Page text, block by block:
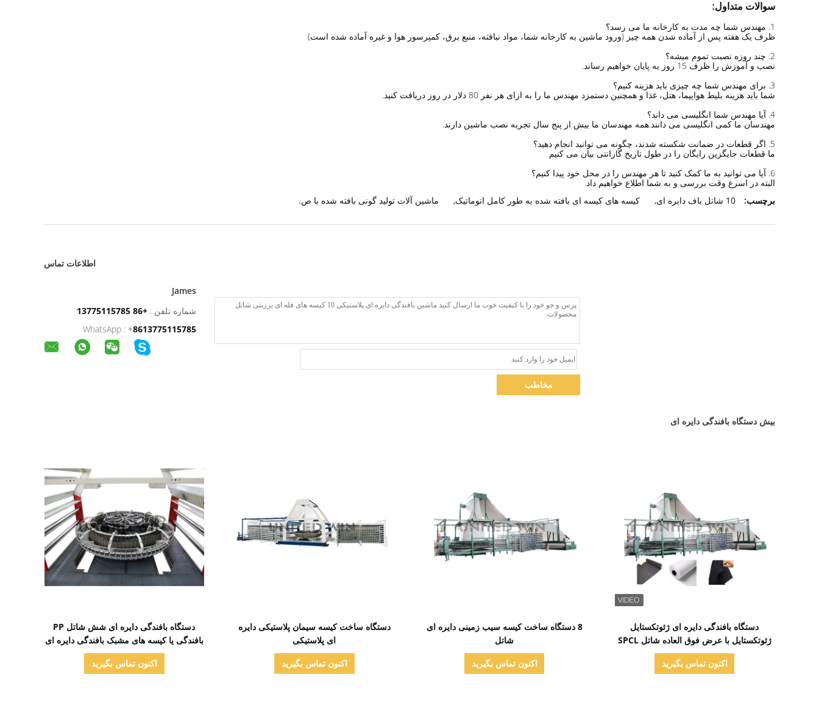
سوالات متداول:
1. مهندس شما چه مدت به کارخانه ما می رسد؟
ظرف یک هفته پس از آماده شدن همه چیز (ورود ماشین به کارخانه شما، مواد نبافته، منبع برق، کمپرسور هوا و غیره آماده شده است)
2. چند روزه نصبت تموم میشه؟
نصب و آموزش را ظرف 15 روز به پایان خواهیم رساند.
3. برای مهندس شما چه چیزی باید هزینه کنیم؟
شما باید هزینه بلیط هواپیما، هتل، غذا و همچنین دستمزد مهندس ما را به ازای هر نفر 80 دلار در روز دریافت کنید.
4. آیا مهندس شما انگلیسی می داند؟
مهندسان ما کمی انگلیسی می دانند.همه مهندسان ما بیش از پنج سال تجربه نصب ماشین دارند.
5. اگر قطعات در ضمانت شکسته شدند، چگونه می توانید انجام دهید؟
ما قطعات جایگزین رایگان را در طول تاریخ گارانتی بیان می کنیم
6. آیا می توانید به ما کمک کنید تا هر مهندس را در محل خود پیدا کنیم؟
البته در اسرع وقت بررسی و به شما اطلاع خواهیم داد.
برچسب:
10 شاتل باف دایره ای , کیسه های کیسه ای بافته شده به طور کامل اتوماتیک, ماشین آلات تولید گونی بافته شده با ص.
اطلاعات تماس
James
شماره تلفن : +86 13775115785
WhatsApp : +8613775115785
مخاطب
بیش دستگاه بافندگی دایره ای
دستگاه بافندگی دایره ای شش شاتل PP
بافندگی یا کیسه های مشبک بافندگی دایره ای
150 دور در دقیقه
اکنون تماس بگیرید
دستگاه ساخت کیسه سیمان پلاستیکی دایره
ای پلاستیکی
اکنون تماس بگیرید
8 دستگاه ساخت کیسه سیب زمینی دایره ای
شاتل
اکنون تماس بگیرید
دستگاه بافندگی دایره ای ژئوتکستایل
ژئوتکستایل با عرض فوق العاده شاتل SPCL
سری 20
اکنون تماس بگیرید